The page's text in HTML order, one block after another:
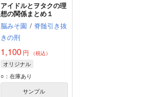
アイドルとヲタクの理
想の関係まとめ１
脳みそ園 / 脊髄引き抜
きの刑
1,100 円 （税込）
オリジナル
○：在庫あり
サンプル